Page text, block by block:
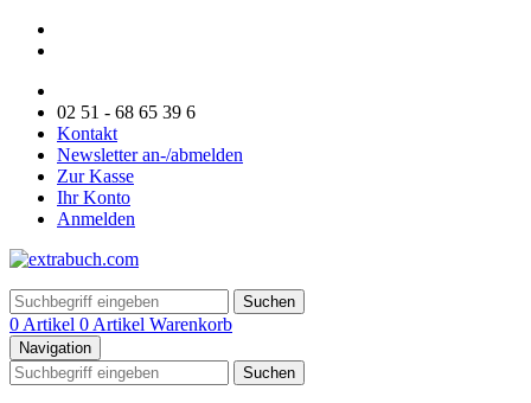
02 51 - 68 65 39 6
Kontakt
Newsletter an-/abmelden
Zur Kasse
Ihr Konto
Anmelden
Suchen
0 Artikel 0 Artikel Warenkorb
Navigation
Suchen